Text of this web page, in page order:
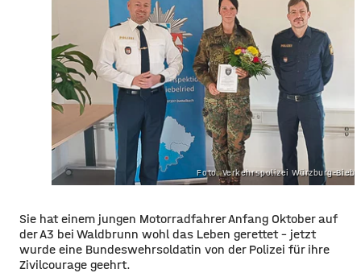
Foto: Verkehrspolizei Würzburg-
Sie hat einem jungen Motorradfahrer Anfang Oktober auf
der A3 bei Waldbrunn wohl das Leben gerettet – jetzt
wurde eine Bundeswehrsoldatin von der Polizei für ihre
Zivilcourage geehrt.